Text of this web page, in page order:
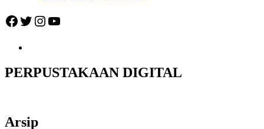
Facebook
Twitter
Instagram
YouTube
PERPUSTAKAAN DIGITAL
Arsip